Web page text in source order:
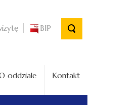
BIP
oddziale Kontakt